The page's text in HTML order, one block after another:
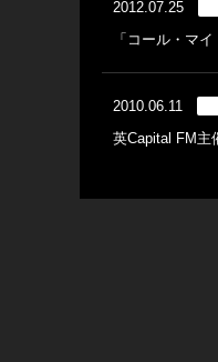
2012.07.25
「コール・マ
2010.06.11
英Capital FM主